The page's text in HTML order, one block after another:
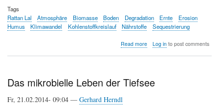
Tags
Rattan Lal
Atmosphäre Biomasse Boden Degradation Ernte
Erosion
Humus
Klimawandel Kohlenstoffkreislauf Nährstoffe Sequestrierung
Read moreabout
Lösung
Log into post comments
Das mikrobielle Leben der Tiefsee
Fr, 21.02.2014- 09:04 — Gerhard Herndl